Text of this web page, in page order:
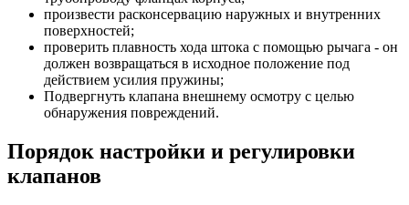
произвести расконсервацию наружных и внутренних
поверхностей;
проверить плавность хода штока с помощью рычага - он
должен возвращаться в исходное положение под
действием усилия пружины;
Подвергнуть клапана внешнему осмотру с целью
обнаружения повреждений.
Порядок настройки и регулировки
клапанов